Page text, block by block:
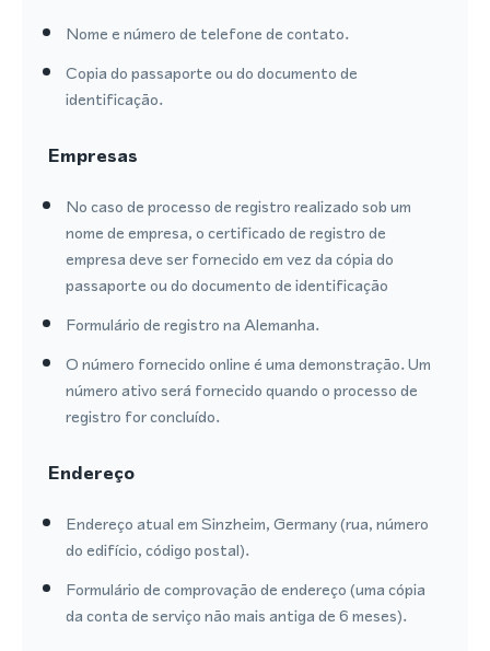
Nome e número de telefone de contato.
Copia do passaporte ou do documento de
identificação.
Empresas
No caso de processo de registro realizado sob um
nome de empresa, o certificado de registro de
empresa deve ser fornecido em vez da cópia do
passaporte ou do documento de identificação
Formulário de registro na Alemanha.
O número fornecido online é uma demonstração. Um
número ativo será fornecido quando o processo de
registro for concluído.
Endereço
Endereço atual em Sinzheim, Germany (rua, número
do edifício, código postal).
Formulário de comprovação de endereço (uma cópia
da conta de serviço não mais antiga de 6 meses).